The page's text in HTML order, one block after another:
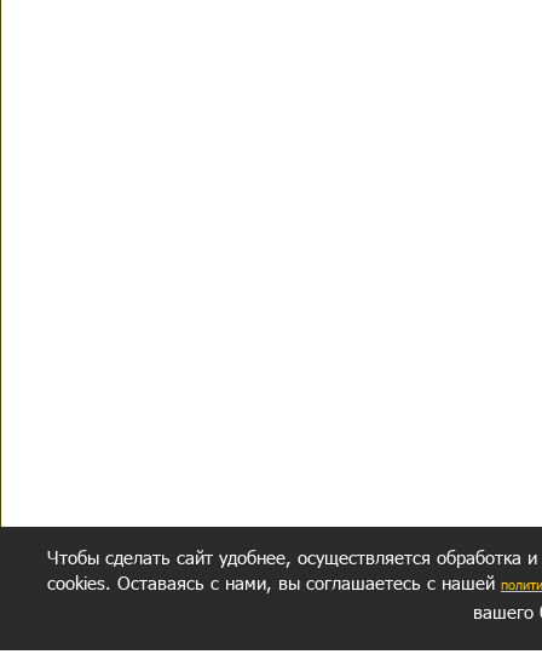
Чтобы сделать сайт удобнее, осуществляется обработка
cookies. Оставаясь с нами, вы соглашаетесь с нашей
вашего